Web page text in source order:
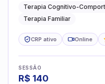
sistêmica
Terapia Cognitivo-
Terapia Familiar
CRP ativo Online
SESSÃO
R$ 140